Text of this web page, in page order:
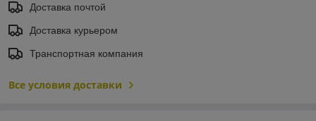
Доставка почтой
Доставка курьером
Транспортная компания
Все условия доставки